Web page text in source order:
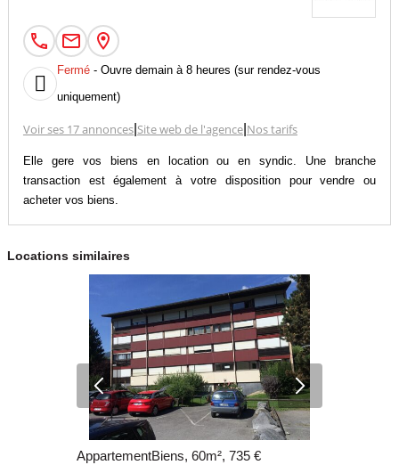

Fermé- Ouvre demain à 8 heures (sur rendez-vous
uniquement)
Voir ses 17 annonces| Site web de l'agence| Nos tarifs
Elle gere vos biens en location ou en syndic. Une branche
transaction est également à votre disposition pour vendre ou
acheter vos biens.
Locations similaires
AppartementBiens, 60m², 735 €